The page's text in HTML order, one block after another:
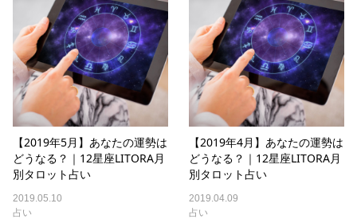
【2019年5月】あなたの運勢は
どうなる？｜12星座LITORA月
別タロット占い
2019.05.10
占い
【2019年4月】あなたの運勢は
どうなる？｜12星座LITORA月
別タロット占い
2019.04.09
占い